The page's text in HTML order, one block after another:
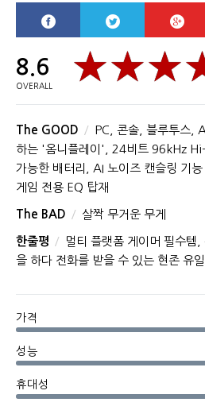
8.6
OVERALL
The GOOD
PC, 콘솔, 블루투스,
하는 '옴니플레이', 24비트 96kHz
가능한 배터리, AI 노이즈 캔슬링 기
게임 전용 EQ 탑재
The BAD 살짝 무거운 무게
한줄평
멀티 플랫폼 게이머 필수템
을 하다 전화를 받을 수 있는 현존 유
가격
성능
휴대성